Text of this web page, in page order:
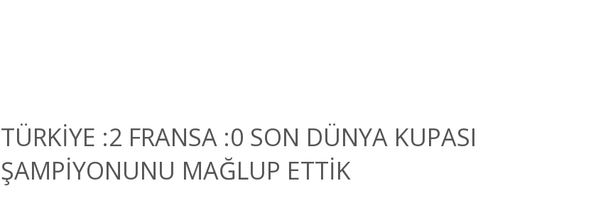
TÜRKİYE :2 FRANSA :0 SON DÜNYA KUPASI
ŞAMPİYONUNU MAĞLUP ETTİK